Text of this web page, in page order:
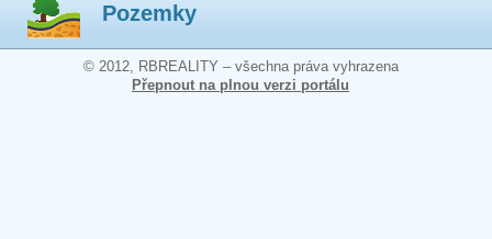
Pozemky
© 2012, RBREALITY – všechna práva vyhrazena
Přepnout na plnou verzi portálu